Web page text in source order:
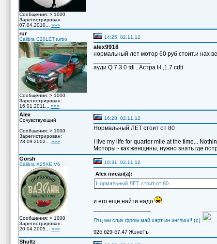
Сообщения: > 1000
Зарегистрирован:
07.04.2010... »»»
rur
Calibra C20LET,turbo
Сообщения: > 1000
Зарегистрирован:
16.01.2011... »»»
14:25, 02.11.12
alex9918
нормальный лет мотор 60 руб стоит.и нах
ауди Q 7 3.0 tdi , Астра Н ,1.7 cdti
Alex
Сочувствующий
Сообщения: > 1000
Зарегистрирован:
28.09.2002... »»»
16:28, 02.11.12
Нормальный ЛЕТ стоит от 80
I live my life for quarter mile at the time...
Моторы - как женщины, нужно знать где
Gorsh
Calibra X25XE,V6
Сообщения: > 1000
Зарегистрирован:
20.04.2005... »»»
16:31, 02.11.12
Alex писал(а):
Нормальный ЛЕТ стоит от 80
и его еще найти надо
Лэц ми спик фром май харт ин инглиш!! (с)
92б.б29-б7.47 ЖэнёГъ
Shultz